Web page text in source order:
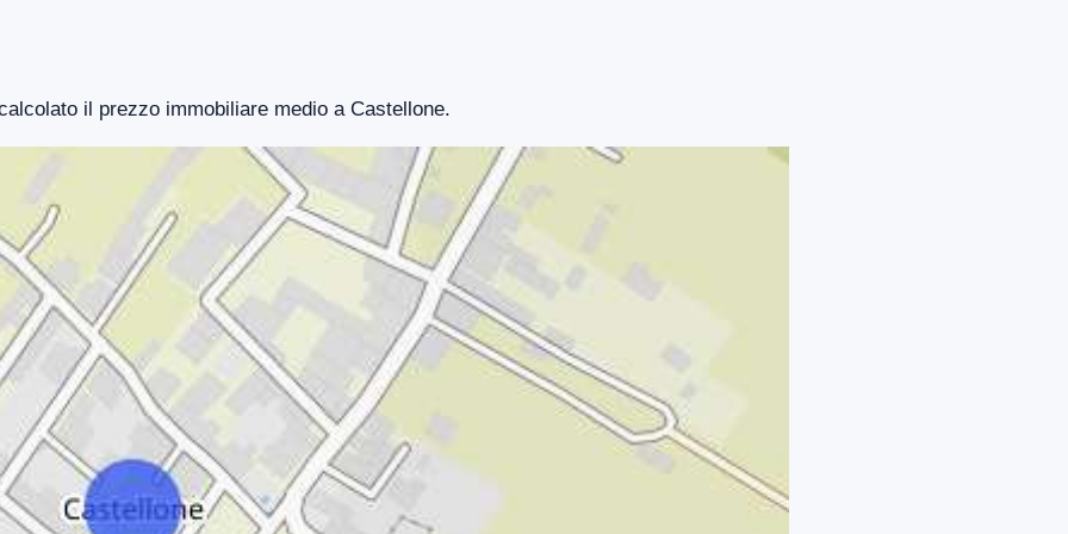
il prezzo immobiliare medio a Castellone.